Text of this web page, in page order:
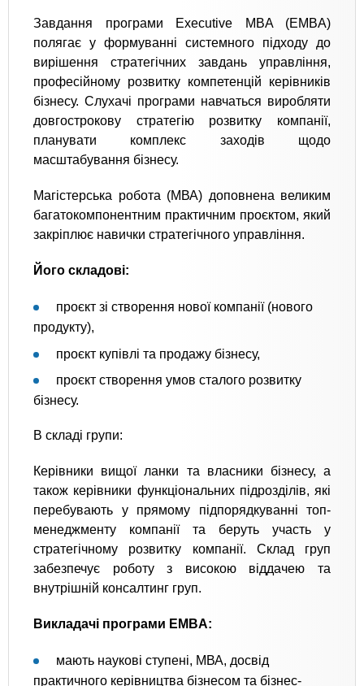
Завдання програми Executive MBA (EMBA)
полягає у формуванні системного підходу до
вирішення стратегічних завдань управління,
професійному розвитку компетенцій керівників
бізнесу. Слухачі програми навчаться виробляти
довгострокову стратегію розвитку компанії,
планувати комплекс заходів щодо
масштабування бізнесу.
Магістерська робота (МВА) доповнена великим
багатокомпонентним практичним проєктом, який
закріплює навички стратегічного управління.
Його складові:
проєкт зі створення нової компанії (нового
продукту),
проєкт купівлі та продажу бізнесу,
проєкт створення умов сталого розвитку
бізнесу.
В складі групи:
Керівники вищої ланки та власники бізнесу, а
також керівники функціональних підрозділів, які
перебувають у прямому підпорядкуванні топ-
менеджменту компанії та беруть участь у
стратегічному розвитку компанії. Склад груп
забезпечує роботу з високою віддачею та
внутрішній консалтинг груп.
Викладачі програми EMBA:
мають наукові ступені, МВА, досвід
практичного керівництва бізнесом та бізнес-